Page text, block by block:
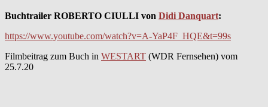
Buchtrailer ROBERTO CIULLI von Didi Danquart:
https://www.youtube.com/watch?v=A-YaP4F_HQE&t=99s
Filmbeitrag zum Buch in WESTART (WDR Fernsehen) vom
25.7.20